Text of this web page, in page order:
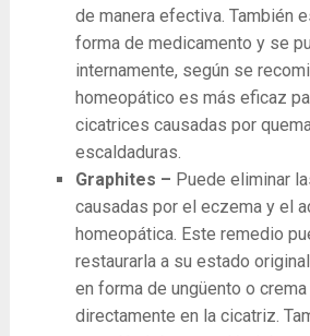
de manera efectiva. También
forma de medicamento y se
internamente, según se
homeopático es más eficaz
cicatrices causadas por
escaldaduras.
Graphites – Puede eliminar
causadas por el eczema y el
homeopática. Este remedio
restaurarla a su estado
en forma de ungüento o
directamente en la cicatriz.